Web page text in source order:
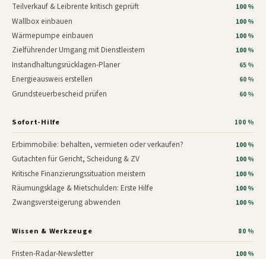
Teilverkauf & Leibrente kritisch geprüft 100 %
Wallbox einbauen 100 %
Wärmepumpe einbauen 100 %
Zielführender Umgang mit Dienstleistern 100 %
Instandhaltungsrücklagen-Planer 65 %
Energieausweis erstellen 60 %
Grundsteuerbescheid prüfen 60 %
Sofort-Hilfe 100 %
Erbimmobilie: behalten, vermieten oder verkaufen? 100 %
Gutachten für Gericht, Scheidung & ZV 100 %
Kritische Finanzierungssituation meistern 100 %
Räumungsklage & Mietschulden: Erste Hilfe 100 %
Zwangsversteigerung abwenden 100 %
Wissen & Werkzeuge 80 %
Fristen-Radar-Newsletter 100 %